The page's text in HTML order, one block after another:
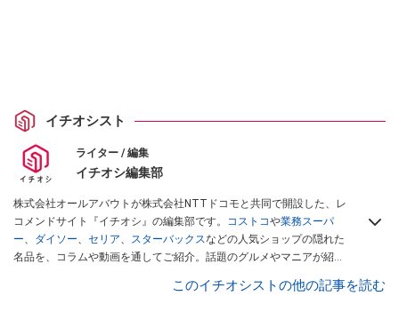
イチオシスト
ライター / 編集
イチオシ編集部
株式会社オールアバウトが株式会社NTTドコモと共同で開設した、レ
コメンドサイト『イチオシ』の編集部です。 コストコや業務スーパ
ー、 ダイソー、 セリア、 スターバックスなどの人気ショップの隠れた
名品を、コラムや動画を通してご紹介。話題のグルメやマニアが紹介
インフルエンサーが実際に使用してレビューしています。毎日トレン
このイチオシストの他の記事を読む